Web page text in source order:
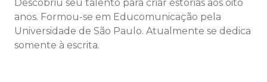
Descobriu seu talento para criar estórias aos oito
anos. Formou-se em Educomunicação pela
Universidade de São Paulo. Atualmente se dedica
somente à escrita.